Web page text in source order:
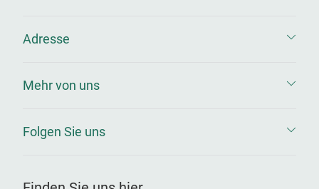
Adresse
Mehr von uns
Folgen Sie uns